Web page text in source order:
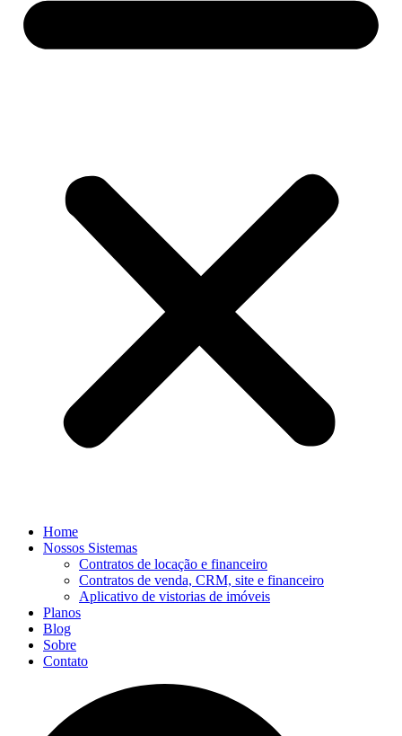
Home
Nossos Sistemas
Contratos de locação e financeiro
Contratos de venda, CRM, site e financeiro
Aplicativo de vistorias de imóveis
Planos
Blog
Sobre
Contato